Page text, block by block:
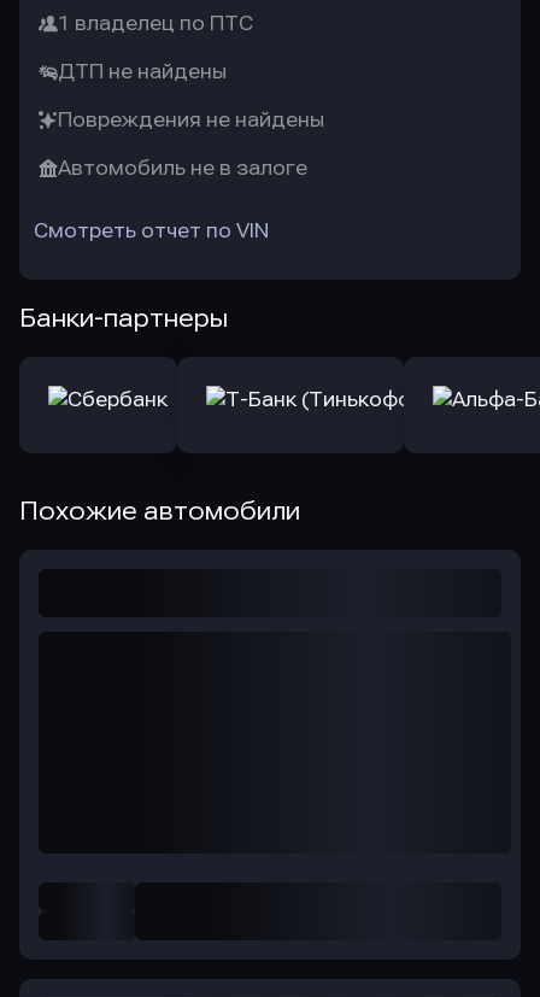
1 владелец по ПТС
ДТП не найдены
Повреждения не найдены
Автомобиль не в залоге
Смотреть отчет по VIN
Банки-партнеры
Похожие автомобили